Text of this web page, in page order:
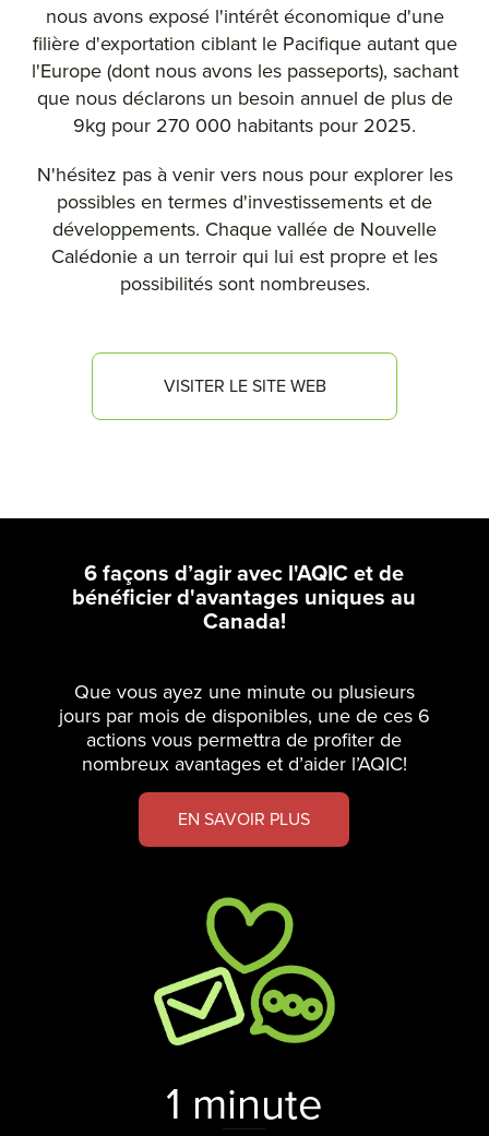
nous avons exposé l'intérêt économique d'une
filière d'exportation ciblant le Pacifique autant que
l'Europe (dont nous avons les passeports), sachant
que nous déclarons un besoin annuel de plus de
9kg pour 270 000 habitants pour 2025.
N'hésitez pas à venir vers nous pour explorer les
possibles en termes d'investissements et de
développements. Chaque vallée de Nouvelle
Calédonie a un terroir qui lui est propre et les
possibilités sont nombreuses.
VISITER LE SITE WEB
6 façons d’agir avec l'AQIC et de
bénéficier d'avantages uniques au
Canada!
Que vous ayez une minute ou plusieurs
jours par mois de disponibles, une de ces 6
actions vous permettra de profiter de
nombreux avantages et d’aider l’AQIC!
EN SAVOIR PLUS
1 minute